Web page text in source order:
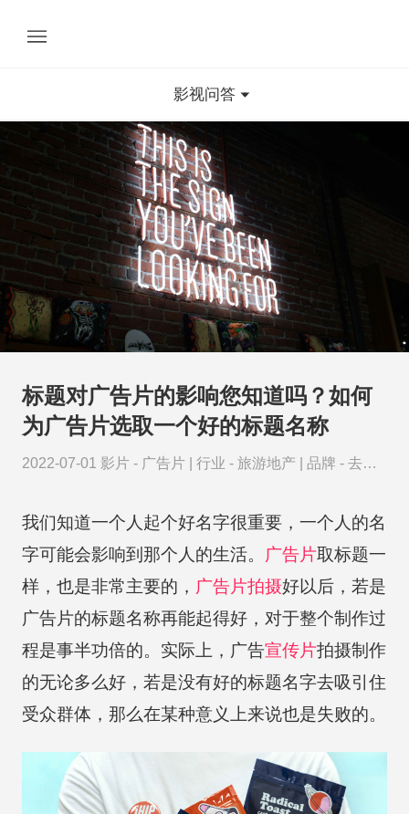
影视问答
标题对广告片的影响您知道吗？如何
为广告片选取一个好的标题名称
2022-07-01 影片 - 广告片 行业 - 旅游地产 品牌 - 去哪
我们知道一个人起个好名字很重要，一个人的名
字可能会影响到那个人的生活。
广告片取标题一
样，也是非常主要的， 广告片拍摄好以后，若是
广告片的标题名称再能起得好，对于整个制作过
程是事半功倍的。实际上，广告宣传片拍摄制作
的无论多么好，若是没有好的标题名字去吸引住
受众群体，那么在某种意义上来说也是失败的。